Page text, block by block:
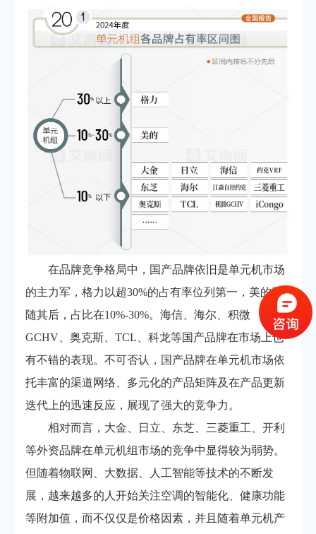
在品牌竞争格局中，国产品牌依旧是单元机市场
的主力军，格力以超30%的占有率位列第一，美的紧
随其后，占比在10%-30%。海信、海尔、积微
GCHV、奥克斯、TCL、科龙等国产品牌在市场上也
有不错的表现。不可否认，国产品牌在单元机市场依
托丰富的渠道网络、多元化的产品矩阵及在产品更新
迭代上的迅速反应，展现了强大的竞争力。
相对而言，大金、日立、东芝、三菱重工、开利
等外资品牌在单元机组市场的竞争中显得较为弱势。
但随着物联网、大数据、人工智能等技术的不断发
展，越来越多的人开始关注空调的智能化、健康功能
等附加值，而不仅仅是价格因素，并且随着单元机产